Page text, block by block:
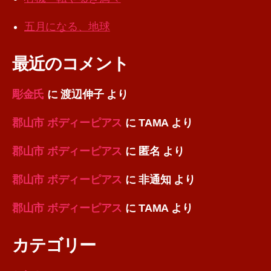
五月になる、地球
最近のコメント
彫金氏 に渡辺伸子より
郡山市 ボディーピアス にTAMA より
郡山市 ボディーピアス に 匿名 より
郡山市 ボディーピアス に非通知 より
郡山市 ボディーピアス にTAMA より
カテゴリー